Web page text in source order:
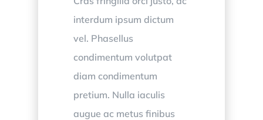
interdum ipsum dictum
vel. Phasellus
condimentum volutpat
diam condimentum
pretium. Nulla iaculis
augue ac metus finibus